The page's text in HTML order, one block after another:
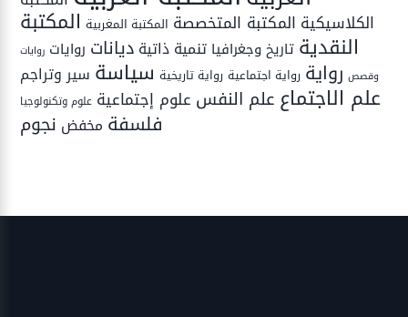
الكلاسيكية المكتبة المتخصصة المكتبة المغربية المكتبة
النقدية تاريخ وجغرافيا تنمية ذاتية ديانات روايات روايات
وقصص رواية رواية اجتماعية رواية تاريخية سياسة سير وتراجم
علم الاجتماع علم النفس علوم إجتماعية علوم وتكنولوجيا
فلسفة مخفض نجوم